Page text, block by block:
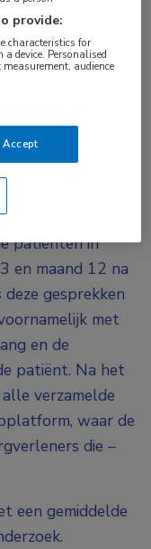
hoog risico op
gaf 89% van de
waren met
aan deelnamen
de optie om
patiënten in
en maand 12 na
gesprekken
met
en de
patiënt. Na het
verzamelde
waar de
die –
een gemiddelde
provide:
characteristics for
device. Personalised
audience
Accept